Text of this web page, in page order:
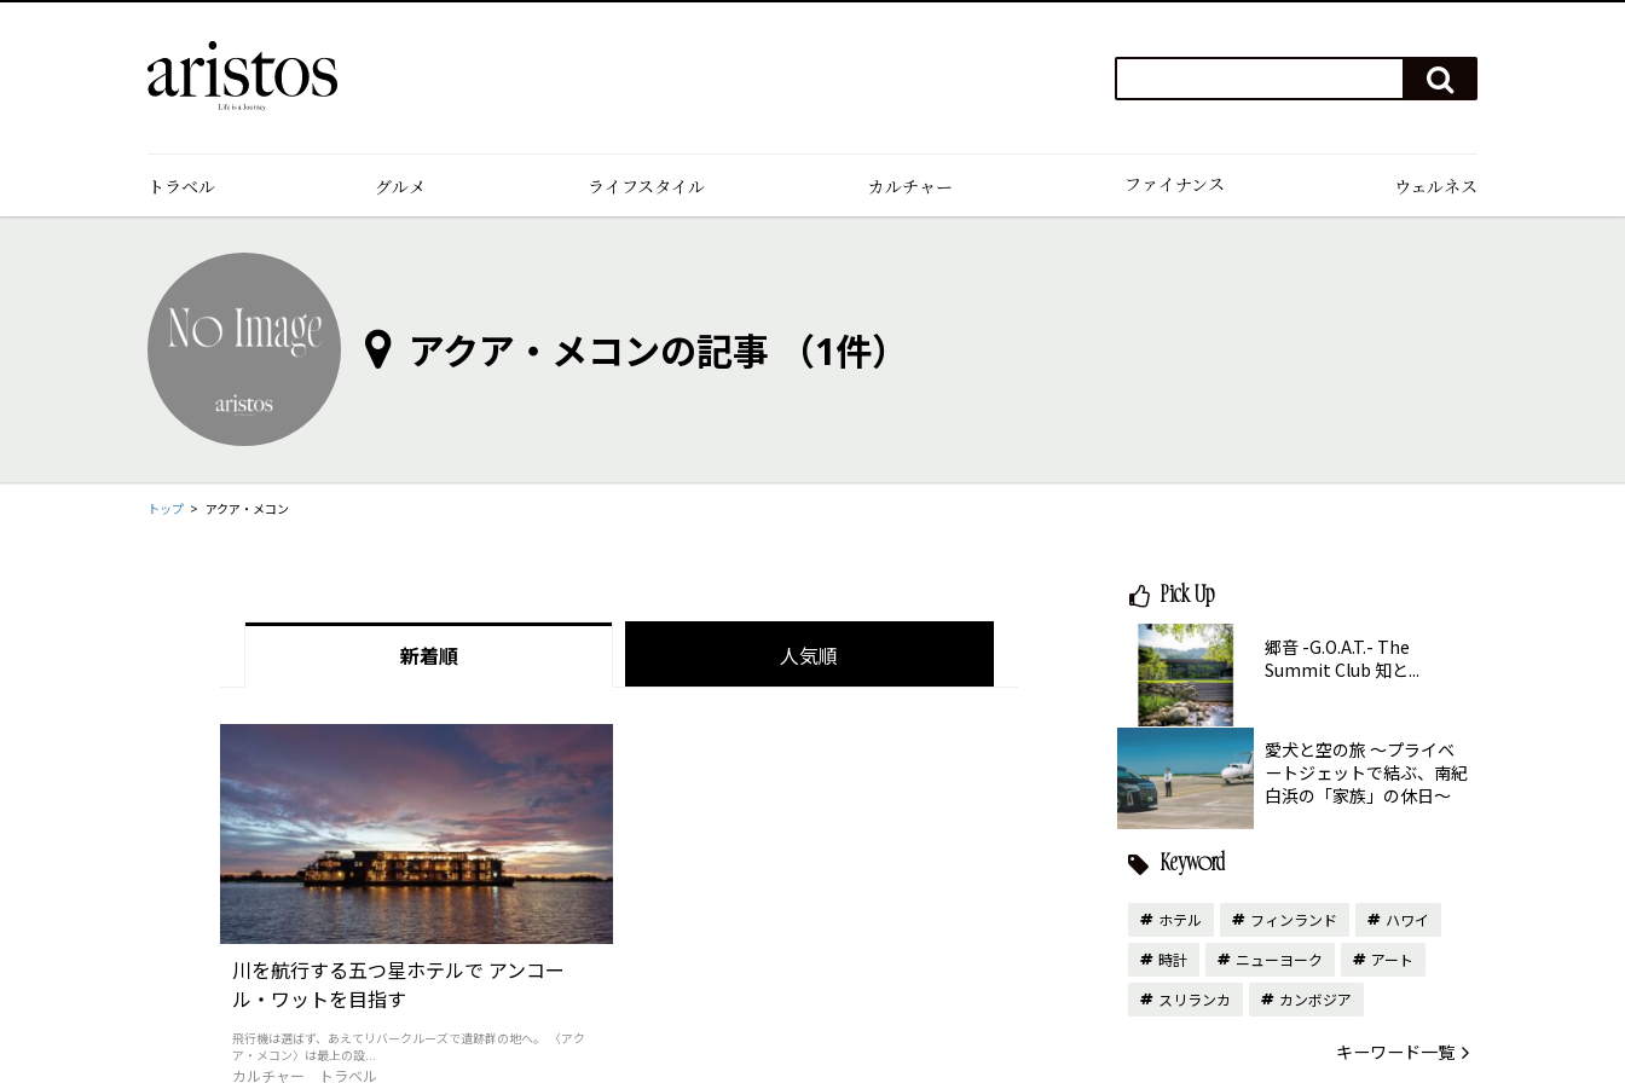
ワ
を
入
検
索
す
トラベル グルメ ライフスタイル カルチャー ファイナンス ウェルネス
アクア・メコンの記事 （1件）
トップ アクア・メコン
新着順 人気順
川を航行する五つ星ホテルで アンコー
ル・ワットを目指す
飛行機は選ばず、あえてリバークルーズで遺跡群の地へ。 〈アク
ア・メコン〉は最上の設...
カルチャー トラベル
Pick Up
郷音 -G.O.A.T.- The
Summit Club 知と...
愛犬と空の旅 ～プライベ
ートジェットで結ぶ、南紀
白浜の「家族」の休日～
Keyword
ホテル フィンランド
ハワイ
時計
ニューヨーク
アート
スリランカ
カンボジア
キーワード一覧